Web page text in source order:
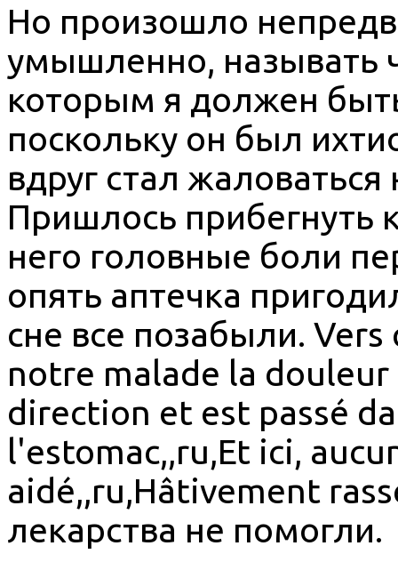
Но произошло
умышленно, называть
которым я должен
поскольку он был
вдруг стал
Пришлось прибегнуть
него головные боли
опять аптечка
сне все позабыли.
notre malade la
direction et est passé
l'estomac,,ru,Et ici,
aidé,,ru,Hâtivement
лекарства не помогли.